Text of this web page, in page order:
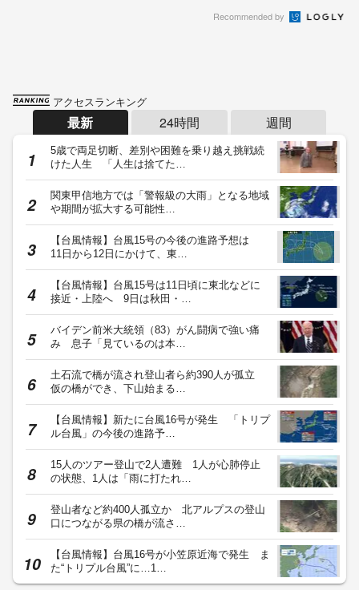
Recommended by
アクセスランキング
最新 24時間 週間
5歳で両足切断、差別や困難を乗り越え挑戦続
けた人生 「人生は捨てた…
関東甲信地方では「警報級の大雨」となる地域
や期間が拡大する可能性…
【台風情報】台風15号の今後の進路予想は
11日から12日にかけて、東…
【台風情報】台風15号は11日頃に東北などに
接近・上陸へ 9日は秋田・…
バイデン前米大統領（83）がん闘病で強い痛
み 息子「見ているのは本…
土石流で橋が流され登山者ら約390人が孤立
仮の橋ができ、下山始まる…
【台風情報】新たに台風16号が発生 「トリプ
ル台風」の今後の進路予…
15人のツアー登山で2人遭難 1人が心肺停止
の状態、1人は「雨に打たれ…
登山者など約400人孤立か 北アルプスの登山
口につながる県の橋が流さ…
【台風情報】台風16号が小笠原近海で発生 ま
た“トリプル台風”に…1…